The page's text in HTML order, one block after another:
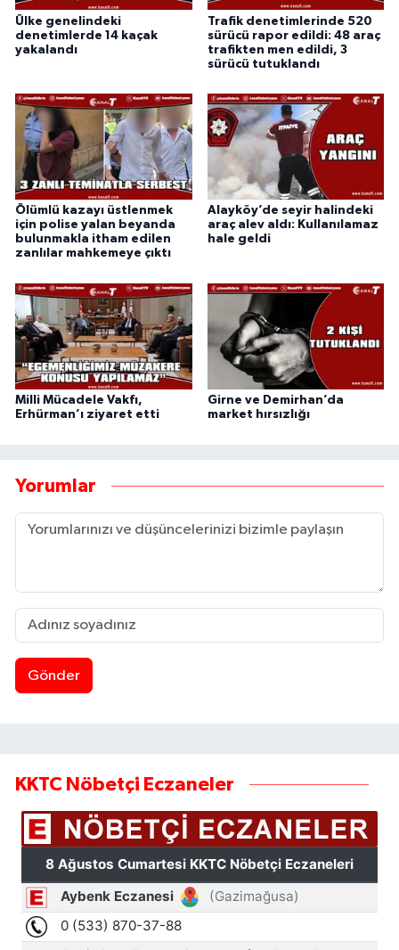
Ülke genelindeki
denetimlerde 14 kaçak
yakalandı
Trafik denetimlerinde 520
sürücü rapor edildi: 48 araç
trafikten men edildi, 3
sürücü tutuklandı
Ölümlü kazayı üstlenmek
için polise yalan beyanda
bulunmakla itham edilen
zanlılar mahkemeye çıktı
Alayköy’de seyir halindeki
araç alev aldı: Kullanılamaz
hale geldi
Milli Mücadele Vakfı,
Erhürman’ı ziyaret etti
Girne ve Demirhan’da
market hırsızlığı
Yorumlar
Gönder
KKTC Nöbetçi Eczaneler